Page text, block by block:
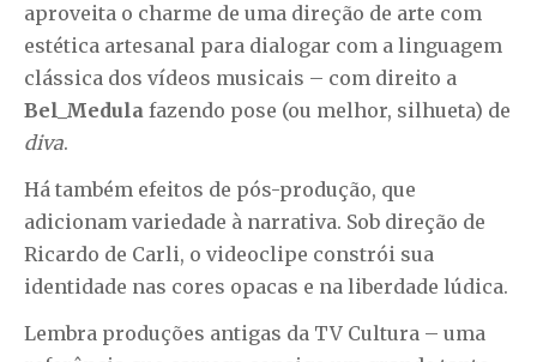
aproveita o charme de uma direção de arte com
estética artesanal para dialogar com a linguagem
clássica dos vídeos musicais – com direito a
Bel_Medula fazendo pose (ou melhor, silhueta) de
diva.
Há também efeitos de pós-produção, que
adicionam variedade à narrativa. Sob direção de
Ricardo de Carli, o videoclipe constrói sua
identidade nas cores opacas e na liberdade lúdica.
Lembra produções antigas da TV Cultura – uma